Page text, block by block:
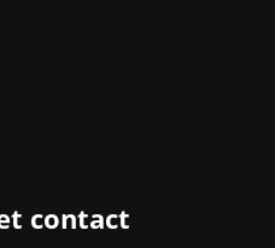
contact